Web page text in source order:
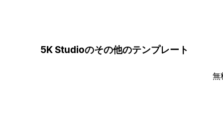
5K Studioのその他のテンプレート
無